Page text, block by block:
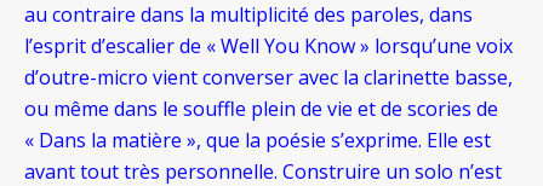
au contraire dans la multiplicité des paroles, dans
l’esprit d’escalier de « Well You Know » lorsqu’une voix
d’outre-micro vient converser avec la clarinette basse,
ou même dans le souffle plein de vie et de scories de
« Dans la matière », que la poésie s’exprime. Elle est
avant tout très personnelle. Construire un solo n’est